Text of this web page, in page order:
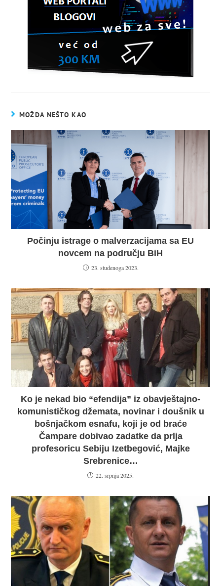
MOŽDA NEŠTO KAO
Počinju istrage o malverzacijama sa EU
novcem na području BiH
23. studenoga 2023.
Ko je nekad bio “efendija” iz obavještajno-
komunističkog džemata, novinar i doušnik u
bošnjačkom esnafu, koji je od braće
Čampare dobivao zadatke da prlja
profesoricu Sebiju Izetbegović, Majke
Srebrenice…
22. srpnja 2025.